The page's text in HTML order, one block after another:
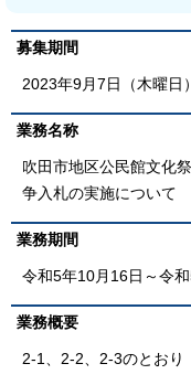
募集期間
2023年9月7日（木曜日
業務名称
吹田市地区公民館文化
争入札の実施について
業務期間
令和5年10月16日～令
業務概要
2-1、2-2、2-3のとおり